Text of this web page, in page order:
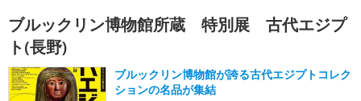
ブルックリン博物館所蔵 特別展 古代エジプ
ト(長野)
ブルックリン博物館が誇る古代エジプトコレク
ションの名品が集結